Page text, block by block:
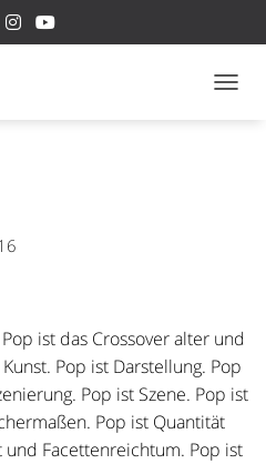
ist das Crossover alter und
Pop ist Darstellung. Pop
Pop ist Szene. Pop ist
Pop ist Quantität
Facettenreichtum. Pop ist